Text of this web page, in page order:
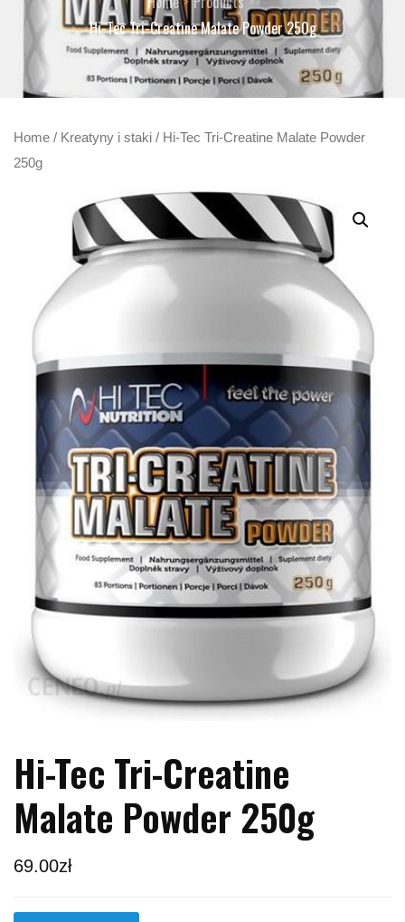
Hi-Tec Tri-Creatine Malate Powder 250g
Home / Kreatyny i staki / Hi-Tec Tri-Creatine Malate Powder
250g
Hi-Tec Tri-Creatine
Malate Powder 250g
69.00zł